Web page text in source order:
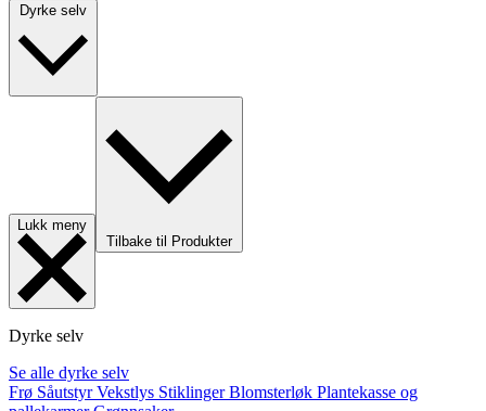
Lukk meny
Tilbake til Produkter
Dyrke selv
Se alle dyrke selv
Frø SåutstyrVekstlys StiklingerBlomsterløk Plantekasse og